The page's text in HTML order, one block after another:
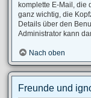
komplette E-Mail, die
ganz wichtig, die
Details über den
Administrator kann
Nach oben
Freunde und